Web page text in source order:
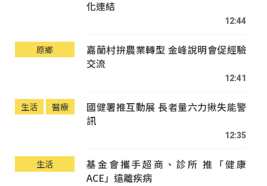
化連結
12:44
原鄉
嘉蘭村拚農業轉型 金峰說明會促經驗
交流
12:41
生活 醫療
國健署推互動展 長者量六力揪失能警
訊
12:35
生活
基金會攜手超商、診所 推「健康
ACE」遠離疾病